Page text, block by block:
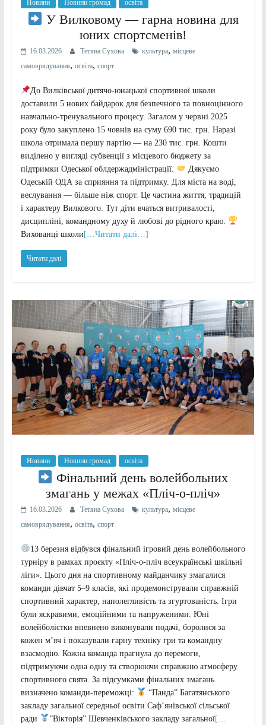
Новини Новини громад освіта
У Вилковому — гарна новина для
юних спортсменів!
16.03.2026 Тетяна Сухова культура, місцеве
самоврядування, освіта, спорт
До Вилківської дитячо-юнацької спортивної школи
доставили 5 нових байдарок для безпечного та повноцінного
навчально-тренувального процесу. Загалом у червні 2025
року було закуплено 15 човнів на суму 690 тис. грн. Наразі
школа отримала першу партію — на 230 тис. грн. Кошти
виділено у вигляді субвенції з місцевого бюджету за
підтримки Одеської облдержадміністрації.
Дякуємо
Одеській ОДА за сприяння та підтримку. Для міста на воді,
веслування — більше ніж спорт. Це частина життя, традицій
і характеру Вилкового. Тут діти вчаться витривалості,
дисципліні, командному духу й любові до рідного краю.
Вихованці школи[…Читати далі…]
Читати далі
Новини Новини громад освіта
Фінальний день волейбольних
змагань у межах «Пліч-о-пліч»
16.03.2026 Тетяна Сухова культура, місцеве
самоврядування, освіта, спорт
13 березня відбувся фінальний ігровий день волейбольного
турніру в рамках проєкту «Пліч-о-пліч всеукраїнські шкільні
ліги». Цього дня на спортивному майданчику змагалися
команди дівчат 5–9 класів, які продемонстрували справжній
спортивний характер, наполегливість та згуртованість. Ігри
були яскравими, емоційними та напруженими. Юні
волейболістки впевнено виконували подачі, боролися за
кожен м’яч і показували гарну техніку гри та командну
взаємодію. Кожна команда прагнула до перемоги,
підтримуючи одна одну та створюючи справжню атмосферу
спортивного свята. За підсумками фінальних змагань
визначено команди-переможці:
“Панда” Багатянського
закладу загальної середньої освіти Саф’янівської сільської
ради
”Вікторія” Шевченківського закладу загальної[…